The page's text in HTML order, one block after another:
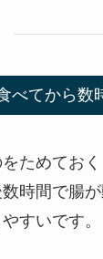
べてから数
ためてお
時間で腸
すいです。